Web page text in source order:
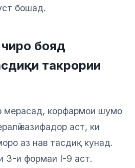
бошад.
бояд
такрории
мерасад, корфармои шумо
вазифадор аст, ки
аз нав тасдиқ кунад.
3-и формаи I-9 аст.